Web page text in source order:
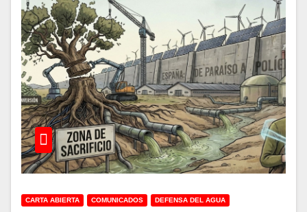
CARTA ABIERTA COMUNICADOS DEFENSA DEL AGUA